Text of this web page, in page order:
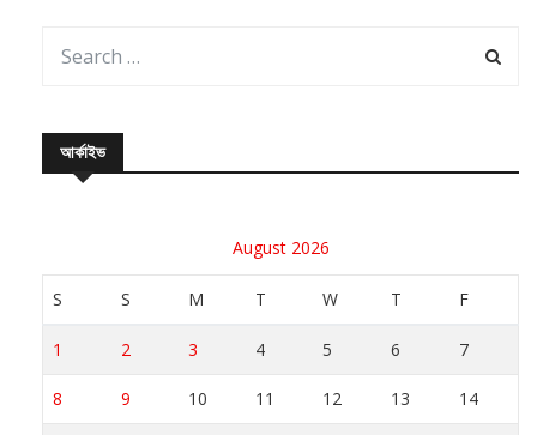
আর্কাইভ
August 2026
S S M T W T F
1 2 3 4 5 6 7
8 9 10 11 12 13 14